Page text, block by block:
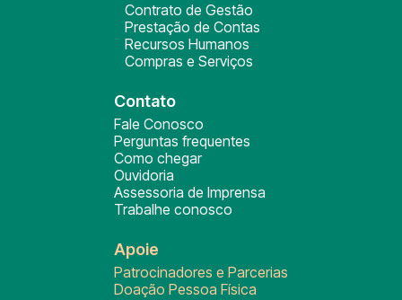
Contrato de Gestão
Prestação de Contas
Recursos Humanos
Compras e Serviços
Contato
Fale Conosco
Perguntas frequentes
Como chegar
Ouvidoria
Assessoria de Imprensa
Trabalhe conosco
Apoie
Patrocinadores e Parcerias
Doação Pessoa Física